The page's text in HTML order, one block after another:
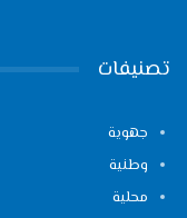
تصنيفات
جهوية
وطنية
محلية